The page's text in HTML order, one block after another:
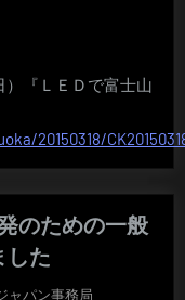
）『ＬＥＤで富士山
20150318/
のための一般
した
ャパン事務局